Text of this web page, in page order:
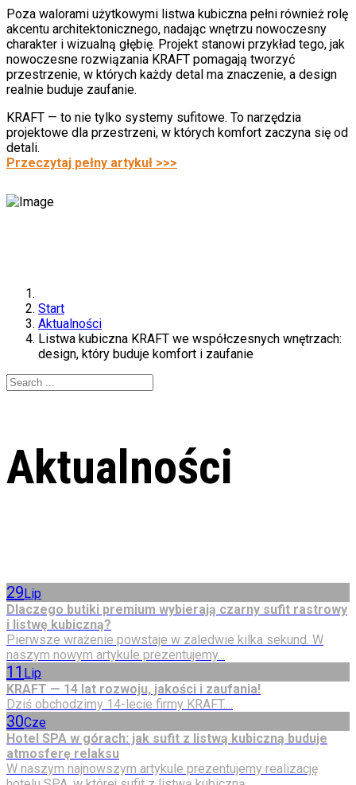
Poza walorami użytkowymi listwa kubiczna pełni również rolę
akcentu architektonicznego, nadając wnętrzu nowoczesny
charakter i wizualną głębię. Projekt stanowi przykład tego, jak
nowoczesne rozwiązania KRAFT pomagają tworzyć
przestrzenie, w których każdy detal ma znaczenie, a design
realnie buduje zaufanie.
KRAFT — to nie tylko systemy sufitowe. To narzędzia
projektowe dla przestrzeni, w których komfort zaczyna się od
detali.
Przeczytaj pełny artykuł >>>
Start
Aktualności
Listwa kubiczna KRAFT we współczesnych wnętrzach:
design, który buduje komfort i zaufanie
Aktualności
29Lip
Dlaczego butiki premium wybierają czarny sufit rastrowy
i listwę kubiczną?
Pierwsze wrażenie powstaje w zaledwie kilka sekund. W
naszym nowym artykule prezentujemy...
11 Lip
KRAFT — 14 lat rozwoju, jakości i zaufania!
Dziś obchodzimy 14-lecie firmy KRAFT....
30Cze
Hotel SPA w górach: jak sufit z listwą kubiczną buduje
atmosferę relaksu
W naszym najnowszym artykule prezentujemy realizację